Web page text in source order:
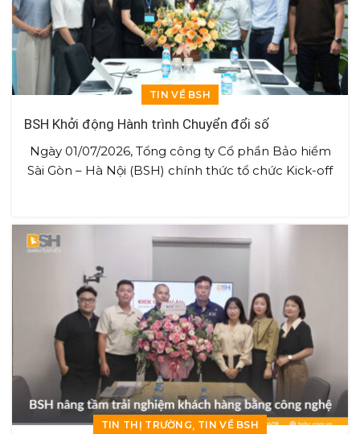
TIN VỀ BSH
BSH Khởi động Hành trình Chuyển đổi số
Ngày 01/07/2026, Tổng công ty Cổ phần Bảo hiểm
Sài Gòn – Hà Nội (BSH) chính thức tổ chức Kick-off
TIN THỊ TRƯỜNG, TIN VỀ BSH